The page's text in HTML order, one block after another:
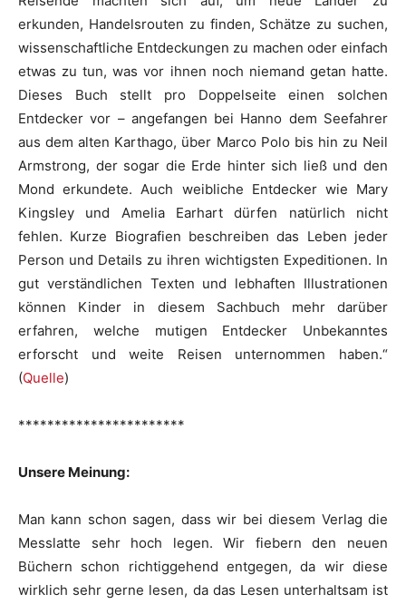
erkunden, Handelsrouten zu finden, Schätze zu suchen,
wissenschaftliche Entdeckungen zu machen oder einfach
etwas zu tun, was vor ihnen noch niemand getan hatte.
Dieses Buch stellt pro Doppelseite einen solchen
Entdecker vor – angefangen bei Hanno dem Seefahrer
aus dem alten Karthago, über Marco Polo bis hin zu Neil
Armstrong, der sogar die Erde hinter sich ließ und den
Mond erkundete. Auch weibliche Entdecker wie Mary
Kingsley und Amelia Earhart dürfen natürlich nicht
fehlen. Kurze Biografien beschreiben das Leben jeder
Person und Details zu ihren wichtigsten Expeditionen. In
gut verständlichen Texten und lebhaften Illustrationen
können Kinder in diesem Sachbuch mehr darüber
erfahren, welche mutigen Entdecker Unbekanntes
erforscht und weite Reisen unternommen haben.“
(Quelle)
***********************
Unsere Meinung:
Man kann schon sagen, dass wir bei diesem Verlag die
Messlatte sehr hoch legen. Wir fiebern den neuen
Büchern schon richtiggehend entgegen, da wir diese
wirklich sehr gerne lesen, da das Lesen unterhaltsam ist